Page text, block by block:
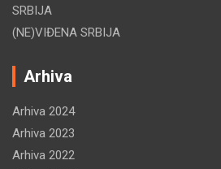
SRBIJA
(NE)VIĐENA SRBIJA
Arhiva
Arhiva 2024
Arhiva 2023
Arhiva 2022